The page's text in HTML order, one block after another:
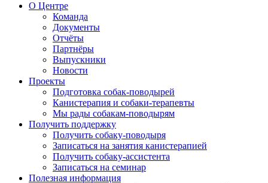
О Центре
Команда
Документы
Отчёты
Партнёры
Выпускники
Новости
Проекты
Подготовка собак-поводырей
Канистерапия и собаки-терапевты
Мы рады собакам-поводырям
Получить поддержку
Получить собаку-поводыря
Записаться на занятия канистерапией
Получить собаку-ассистента
Записаться на семинар
Полезная информация